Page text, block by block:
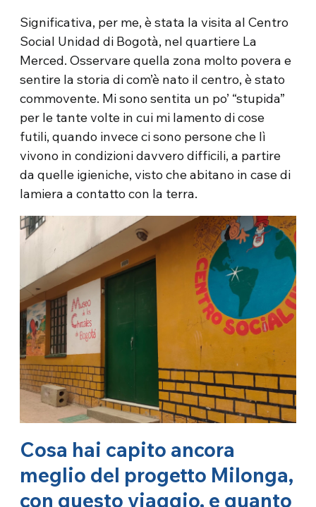
Significativa, per me, è stata la visita al Centro
Social Unidad di Bogotà, nel quartiere La
Merced. Osservare quella zona molto povera e
sentire la storia di com’è nato il centro, è stato
commovente. Mi sono sentita un po’ “stupida”
per le tante volte in cui mi lamento di cose
futili, quando invece ci sono persone che lì
vivono in condizioni davvero difficili, a partire
da quelle igieniche, visto che abitano in case di
lamiera a contatto con la terra.
Cosa hai capito ancora
meglio del progetto Milonga,
con questo viaggio, e quanto